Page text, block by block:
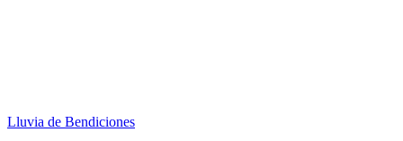
Lluvia de Bendiciones